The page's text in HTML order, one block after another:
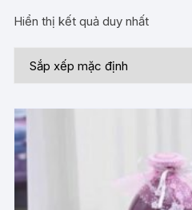
Hiển thị kết quả duy nhất